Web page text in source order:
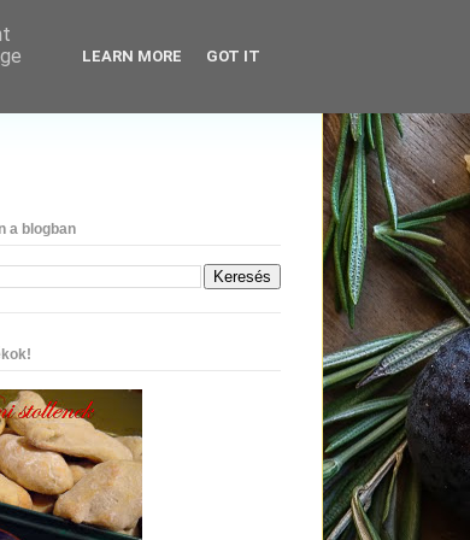
a blogban
LEARN MORE GOT IT